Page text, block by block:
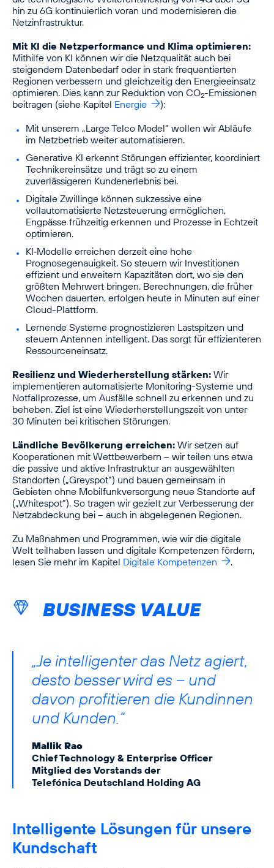
hin zu 6G kontinuierlich voran und modernisieren die
Netzinfrastruktur.
Mit KI die Netzperformance und Klima optimieren:
Mithilfe von KI können wir die Netzqualität auch bei
steigendem Datenbedarf oder in stark frequentierten
Regionen verbessern und gleichzeitig den Energieeinsatz
optimieren. Dies kann zur Reduktion von CO2-Emissionen
beitragen (siehe Kapitel Energie
):
Mit unserem „Large Telco Model“ wollen wir Abläufe
im Netzbetrieb weiter automatisieren.
Generative KI erkennt Störungen effizienter, koordiniert
Technikereinsätze und trägt so zu einem
zuverlässigeren Kundenerlebnis bei.
Digitale Zwillinge können sukzessive eine
vollautomatisierte Netzsteuerung ermöglichen,
Engpässe frühzeitig erkennen und Prozesse in Echtzeit
optimieren.
KI‑Modelle erreichen derzeit eine hohe
Prognosegenauigkeit. So steuern wir Investitionen
effizient und erweitern Kapazitäten dort, wo sie den
größten Mehrwert bringen. Berechnungen, die früher
Wochen dauerten, erfolgen heute in Minuten auf einer
Cloud-Plattform.
Lernende Systeme prognostizieren Lastspitzen und
steuern Antennen intelligent. Das sorgt für effizienteren
Ressourceneinsatz.
Resilienz und Wiederherstellung stärken: Wir
implementieren automatisierte Monitoring-Systeme und
Notfallprozesse, um Ausfälle schnell zu erkennen und zu
beheben. Ziel ist eine Wiederherstellungszeit von unter
30 Minuten bei kritischen Störungen.
Ländliche Bevölkerung erreichen: Wir setzen auf
Kooperationen mit Wettbewerbern – wir teilen uns etwa
die passive und aktive Infrastruktur an ausgewählten
Standorten („Greyspot“) und bauen gemeinsam in
Gebieten ohne Mobilfunkversorgung neue Standorte auf
(„Whitespot“). So tragen wir gezielt zur Verbesserung der
Netzabdeckung bei – auch in abgelegenen Regionen.
Zu Maßnahmen und Programmen, wie wir die digitale
Welt teilhaben lassen und digitale Kompetenzen fördern,
lesen Sie mehr im Kapitel Digitale Kompetenzen .
BUSINESS VALUE
„Je intelligenter das Netz agiert,
desto besser wird es – und
davon profitieren die Kundinnen
und Kunden.“
Mallik Rao
Chief Technology & Enterprise Officer
Mitglied des Vorstands der
Telefónica Deutschland Holding AG
Intelligente Lösungen für unsere
Kundschaft